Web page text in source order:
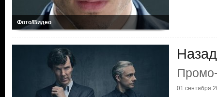
Фото/Видео
01 сентября